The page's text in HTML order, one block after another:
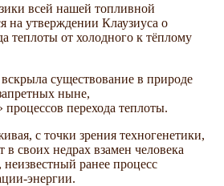
всей нашей топливной
на утверждении Клаузиуса о
теплоты от холодного к тёплому
существование в природе
ныне,
перехода теплоты.
с точки зрения техногенетики,
в своих недрах взамен человека
ранее процесс
энергии.